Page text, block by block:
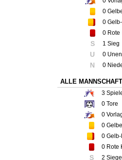
0
0
0 Rote
S 1 Sieg
U 0
N 0
ALLE
3
0 Tore
0
0
0
0 Rote
S 2 Siege